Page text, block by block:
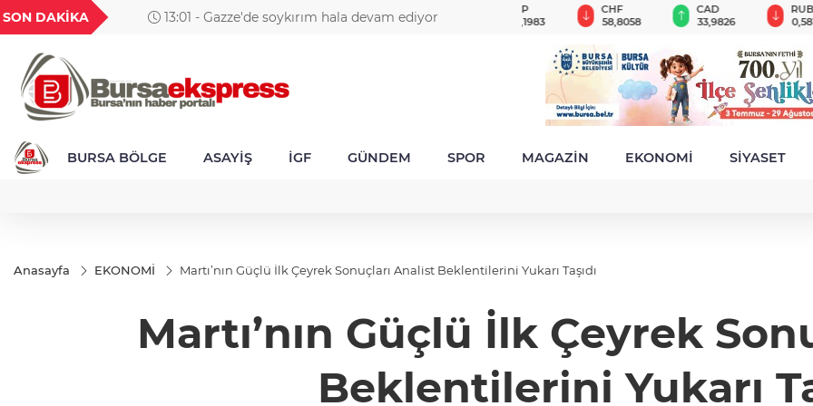
SON DAKİKA 13:01 - Gazze'de soykırım hala devam ediyor
GAU/TRY
6.533,15
BIST 100
13.791,48
47,5915
EUR
55,0539
58,8058
33,9826
0,5818
BURSA BÖLGE ASAYİŞ İGF GÜNDEM SPOR MAGAZİN EKONOMİ SİYASET
Anasayfa EKONOMİ Martı’nın Güçlü İlk Çeyrek Sonuçları Analist Beklentilerini Yukarı Taşıdı
Martı’nın Güçlü İlk Çeyrek
Beklentilerini Yukarı